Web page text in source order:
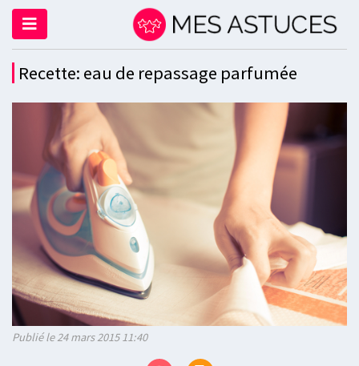
Recette: eau de repassage parfumée
Publié le 24 mars 2015 11:40